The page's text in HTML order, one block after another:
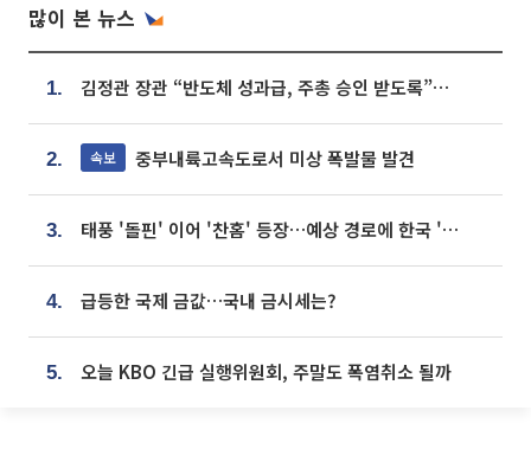
많이 본 뉴스
1. 김정관 장관 “반도체 성과급, 주총 승인 받도록”…상법·자본시장법 개정 시사
2. 속보 중부내륙고속도로서 미상 폭발물 발견
3. 태풍 '돌핀' 이어 '찬홈' 등장…예상 경로에 한국 '한숨'
4. 급등한 국제 금값…국내 금시세는?
5. 오늘 KBO 긴급 실행위원회, 주말도 폭염취소 될까